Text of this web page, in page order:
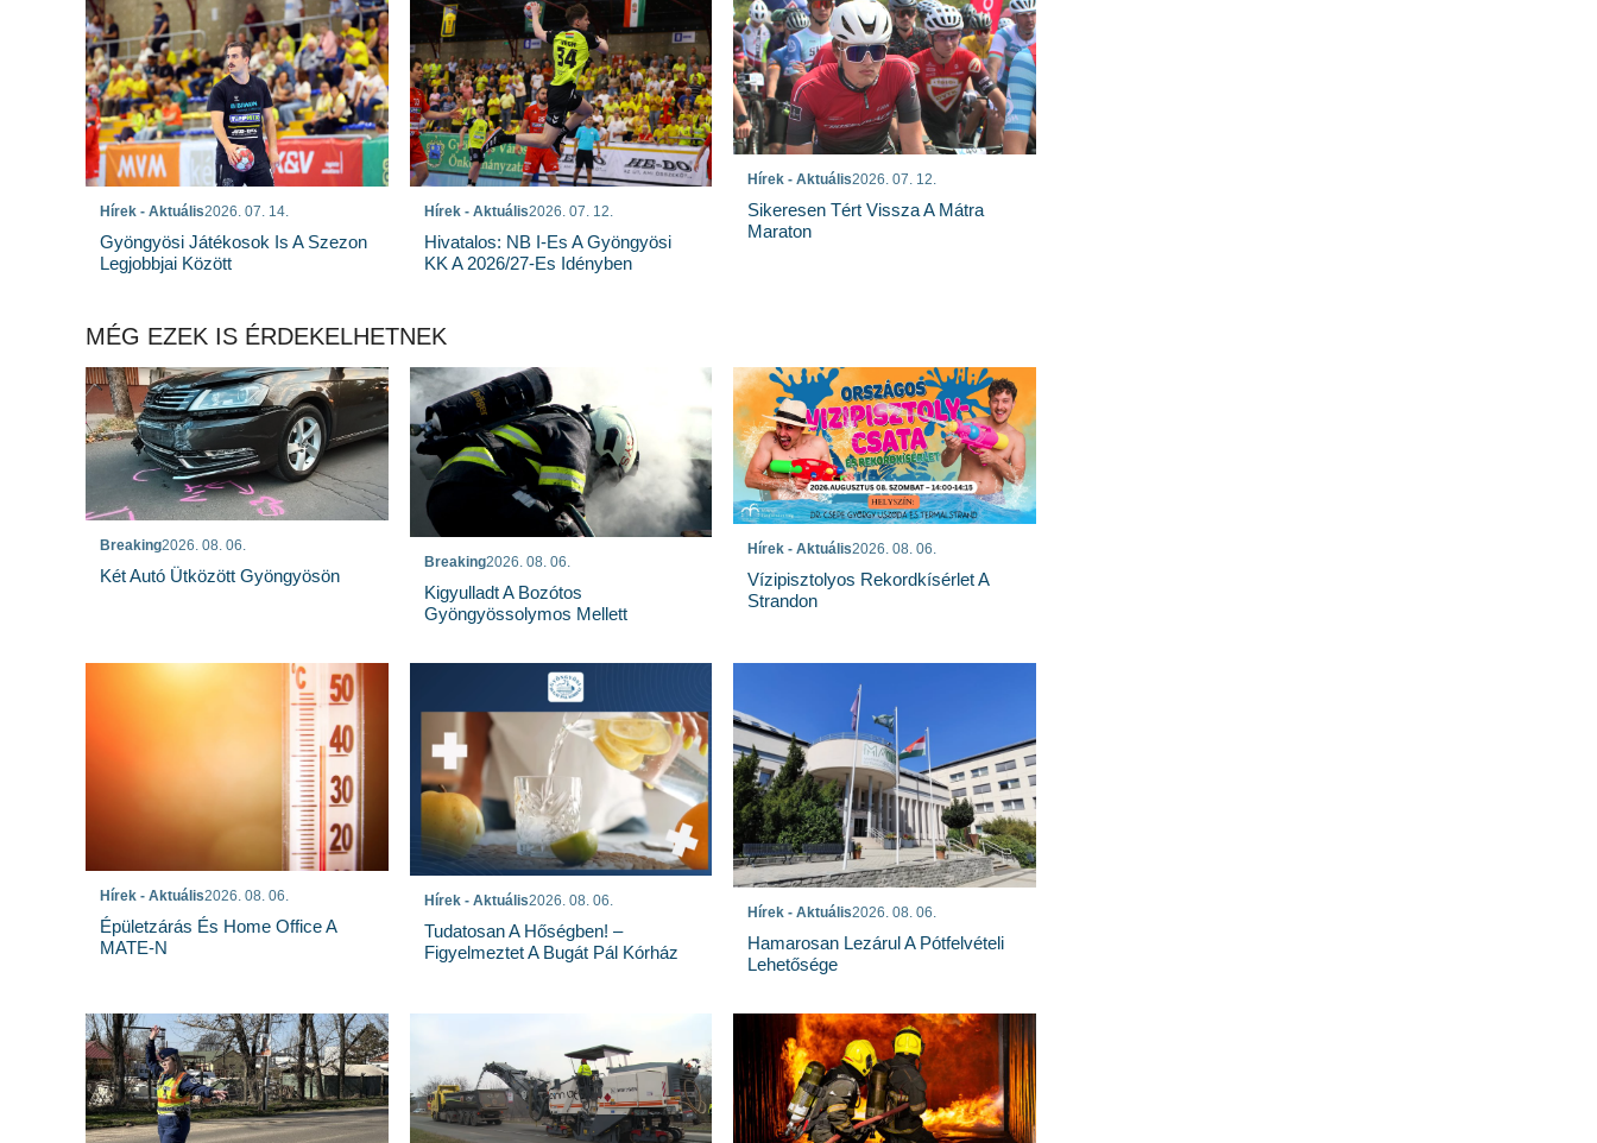
Hírek - Aktuális2026. 07. 14.
Gyöngyösi Játékosok Is A Szezon
Legjobbjai Között
Hírek - Aktuális2026. 07. 12.
Hivatalos: NB I-Es A Gyöngyösi
KK A 2026/27-Es Idényben
Hírek - Aktuális2026. 07. 12.
Sikeresen Tért Vissza A Mátra
Maraton
MÉG EZEK IS ÉRDEKELHETNEK
Breaking2026. 08. 06.
Két Autó Ütközött Gyöngyösön
Breaking2026. 08. 06.
Kigyulladt A Bozótos
Gyöngyössolymos Mellett
Hírek - Aktuális2026. 08. 06.
Vízipisztolyos Rekordkísérlet A
Strandon
Hírek - Aktuális2026. 08. 06.
Épületzárás És Home Office A
MATE-N
Hírek - Aktuális2026. 08. 06.
Tudatosan A Hőségben! –
Figyelmeztet A Bugát Pál Kórház
Hírek - Aktuális2026. 08. 06.
Hamarosan Lezárul A Pótfelvételi
Lehetősége